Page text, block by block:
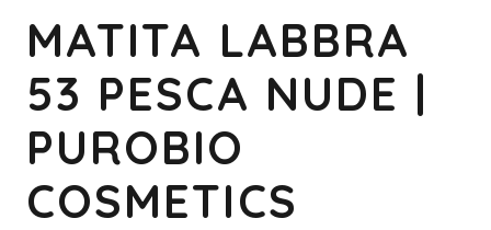
MATITA LABBRA
53 PESCA NUDE |
PUROBIO
COSMETICS